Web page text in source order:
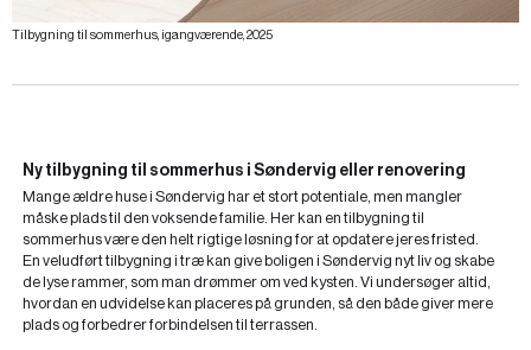
Tilbygning til sommerhus, igangværende, 2025
Ny tilbygning til sommerhus i Søndervig eller renovering
Mange ældre huse i Søndervig har et stort potentiale, men mangler
måske plads til den voksende familie. Her kan en tilbygning til
sommerhusvære den helt rigtige løsning for at opdatere jeres fristed.
En veludførttilbygning i trækan give boligen i Søndervig nyt liv og skabe
de lyse rammer, som man drømmer om ved kysten. Vi undersøger altid,
hvordan en udvidelse kan placeres på grunden, så den både giver mere
plads og forbedrer forbindelsen til terrassen.